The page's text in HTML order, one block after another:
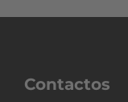
Contactos